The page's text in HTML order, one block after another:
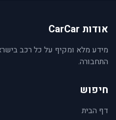
אודות CarCar
מידע מלא ומקיף על כל רכב
התחבורה.
חיפוש
דף הבית